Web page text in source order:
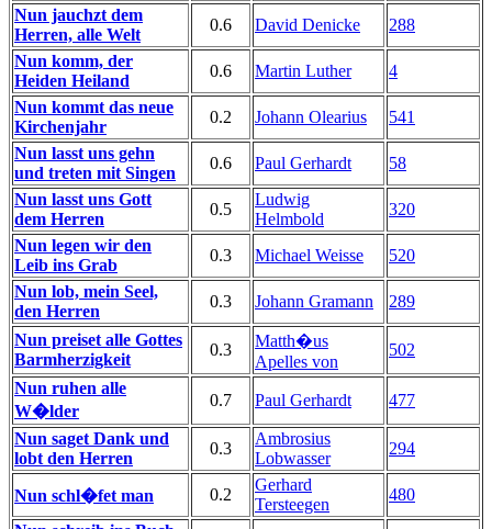
Nun jauchzt dem
Herren, alle Welt
0.6 David Denicke
288
Nun komm, der
Heiden Heiland
0.6 Martin Luther
4
Nun kommt das neue
Kirchenjahr
0.2 Johann Olearius
541
Nun lasst uns gehn
und treten mit Singen
0.6 Paul Gerhardt
58
Nun lasst uns Gott
dem Herren
0.5
Ludwig
Helmbold
320
Nun legen wir den
Leib ins Grab
0.3 Michael Weisse
520
Nun lob, mein Seel,
den Herren
0.3 Johann Gramann 289
Nun preiset alle Gottes
Barmherzigkeit
0.3
Matth�us
Apelles von
502
Nun ruhen alle
W�lder
0.7 Paul Gerhardt 477
Nun saget Dank und
lobt den Herren
0.3
Ambrosius
Lobwasser
294
Nun schl�fet man 0.2
Gerhard
Tersteegen
480